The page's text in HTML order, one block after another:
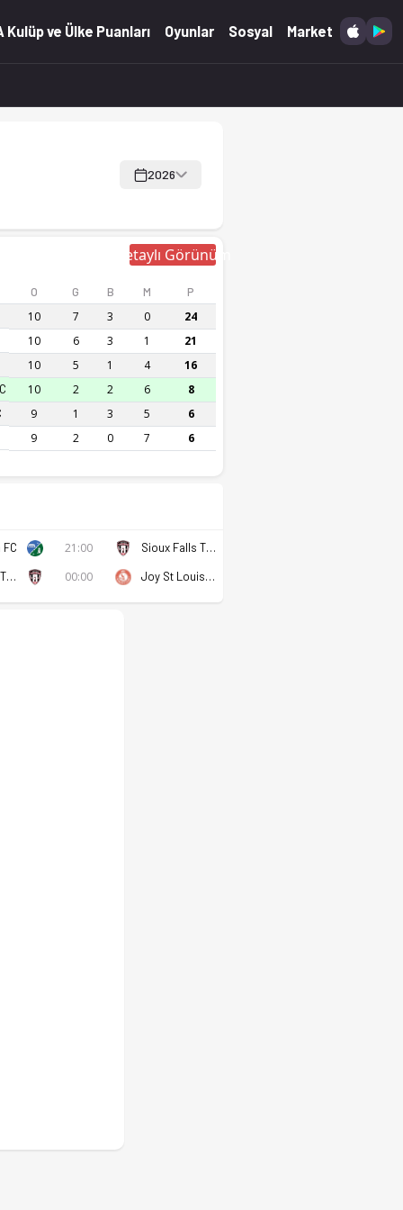
Kulüp ve Ülke Puanları Oyunlar Sosyal Market
2026
Detaylı Görünüm
O G B M P
10 7 3 0 24
10 6 3 1 21
10 5 1 4 16
10 2 2 6 8
9 1 3 5 6
9 2 0 7 6
FC 21:00 Sioux Falls Thunder FC
Sioux Falls Thunder FC 00:00 Joy St Louis Park